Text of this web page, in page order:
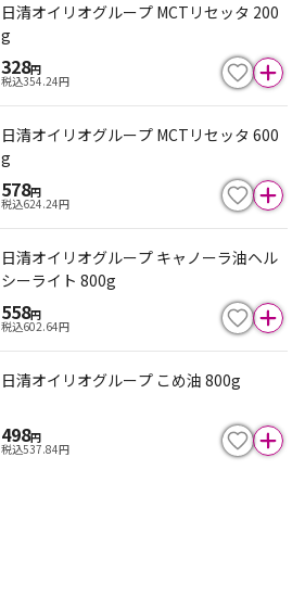
日清オイリオグループ MCTリセッタ 200
g
328円
税込354.24円
日清オイリオグループ MCTリセッタ 600
g
578円
税込624.24円
日清オイリオグループ キャノーラ油ヘル
シーライト 800g
558円
税込602.64円
日清オイリオグループ こめ油 800g
498円
税込537.84円